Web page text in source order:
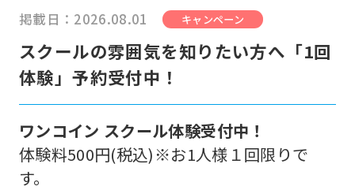
掲載日：2026.08.01 キャンペーン
スクールの雰囲気を知りたい方へ「1回
体験」予約受付中！
ワンコイン スクール体験受付中！
体験料500円(税込)※お1人様１回限りで
す。